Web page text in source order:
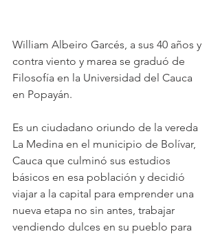
William Albeiro Garcés, a sus 40 años y
contra viento y marea se graduó de
Filosofía en la Universidad del Cauca
en Popayán.
Es un ciudadano oriundo de la vereda
La Medina en el municipio de Bolívar,
Cauca que culminó sus estudios
básicos en esa población y decidió
viajar a la capital para emprender una
nueva etapa no sin antes, trabajar
vendiendo dulces en su pueblo para